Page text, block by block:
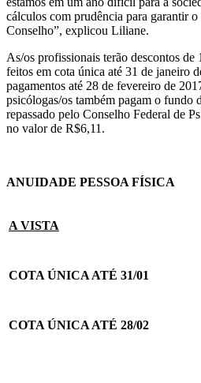
cálculos com prudência para garantir
Conselho”, explicou Liliane.
As/os profissionais terão descontos de
feitos em cota única até 31 de janeiro
pagamentos até 28 de fevereiro de
psicólogas/os também pagam o fundo
repassado pelo Conselho Federal de
no valor de R$6,11.
ANUIDADE PESSOA FÍSICA
A VISTA
COTA ÚNICA ATÉ 31/01
COTA ÚNICA ATÉ 28/02